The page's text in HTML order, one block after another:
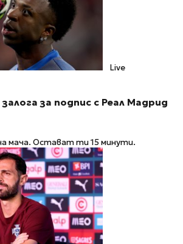
Live
залога за подпис с Реал Мадрид
мача. Остават ти 15 минути.